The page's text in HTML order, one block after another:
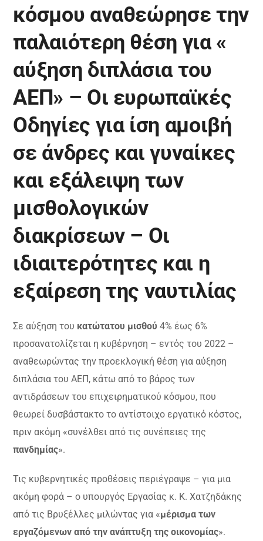
κόσμου αναθεώρησε την
παλαιότερη θέση για «
αύξηση διπλάσια του
ΑΕΠ» – Οι ευρωπαϊκές
Οδηγίες για ίση αμοιβή
σε άνδρες και γυναίκες
και εξάλειψη των
μισθολογικών
διακρίσεων – Οι
ιδιαιτερότητες και η
εξαίρεση της ναυτιλίας
Σε αύξηση του κατώτατου μισθού 4% έως 6%
προσανατολίζεται η κυβέρνηση – εντός του 2022 –
αναθεωρώντας την προεκλογική θέση για αύξηση
διπλάσια του ΑΕΠ, κάτω από το βάρος των
αντιδράσεων του επιχειρηματικού κόσμου, που
θεωρεί δυσβάστακτο το αντίστοιχο εργατικό κόστος,
πριν ακόμη «συνέλθει από τις συνέπειες της
πανδημίας».
Τις κυβερνητικές προθέσεις περιέγραψε – για μια
ακόμη φορά – ο υπουργός Εργασίας κ. Κ. Χατζηδάκης
από τις Βρυξέλλες μιλώντας για «μέρισμα των
εργαζόμενων από την ανάπτυξη της οικονομίας».